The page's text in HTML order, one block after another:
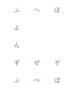
ふ へ ほ
よ
ん
ず ぜ ぞ
ぶ べ ぼ